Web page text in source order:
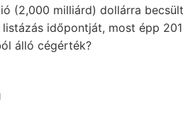
(2,000 milliárd) dollárra
időpontját, most épp
álló cégérték?